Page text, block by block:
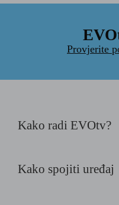
Provjerite
Kako radi EVOtv?
Kako spojiti uređaj